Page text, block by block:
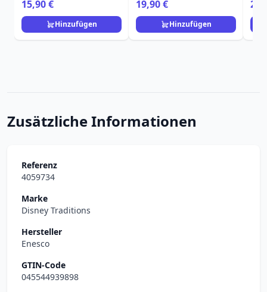
15,90 €
Hinzufügen
19,90 €
Hinzufügen
Zusätzliche Informationen
Referenz
4059734
Marke
Disney Traditions
Hersteller
Enesco
GTIN-Code
045544939898